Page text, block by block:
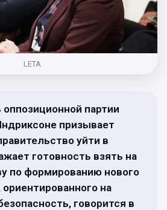
LETA
партии
призывает
уйти в
готовность взять на
по формированию нового
на
говорится в